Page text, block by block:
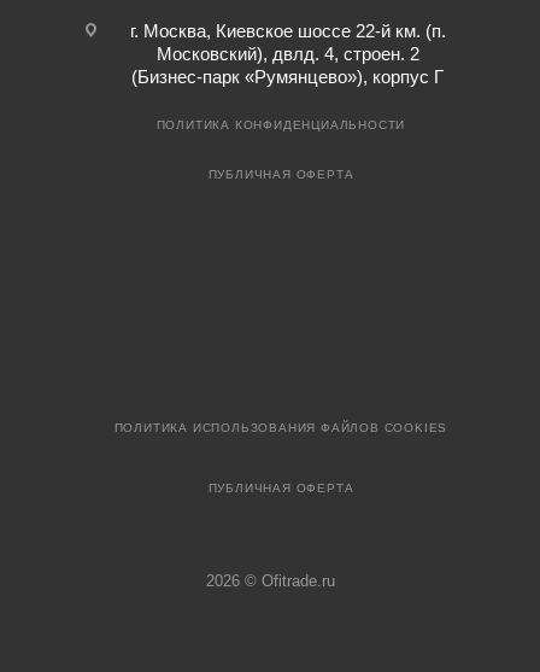
г. Москва, Киевское шоссе 22-й км. (п.
Московский), двлд. 4, строен. 2
(Бизнес-парк «Румянцево»), корпус Г
ПОЛИТИКА КОНФИДЕНЦИАЛЬНОСТИ
ПУБЛИЧНАЯ ОФЕРТА
ПОЛИТИКА ИСПОЛЬЗОВАНИЯ ФАЙЛОВ COOKIES
ПУБЛИЧНАЯ ОФЕРТА
2026 © Ofitrade.ru